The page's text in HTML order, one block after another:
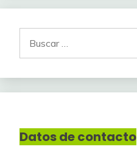
Datos de contacto